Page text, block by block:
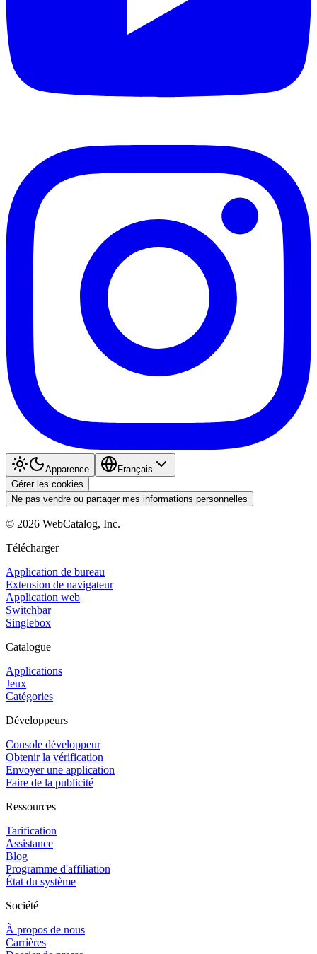
Apparence
Français
Gérer les cookies
Ne pas vendre ou partager mes informations personnelles
© 2026 WebCatalog, Inc.
Télécharger
Application de bureau
Extension de navigateur
Application web
Switchbar
Singlebox
Catalogue
Applications
Jeux
Catégories
Développeurs
Console développeur
Obtenir la vérification
Envoyer une application
Faire de la publicité
Ressources
Tarification
Assistance
Blog
Programme d'affiliation
État du système
Société
À propos de nous
Carrières